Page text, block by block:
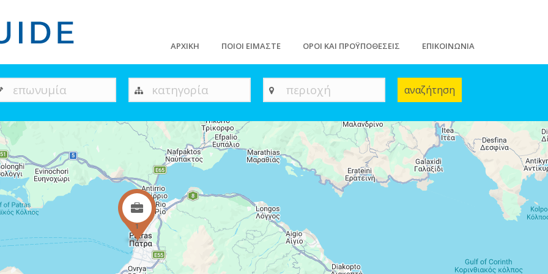
ΑΡΧΙΚΗ ΠΟΙΟΙ ΕΙΜΑΣΤΕ ΟΡΟΙ ΚΑΙ ΠΡΟΫΠΟΘΕΣΕΙΣ ΕΠΙΚΟΙΝΩΝΙΑ
επωνυμία κατηγορία περιοχή αναζήτηση
1